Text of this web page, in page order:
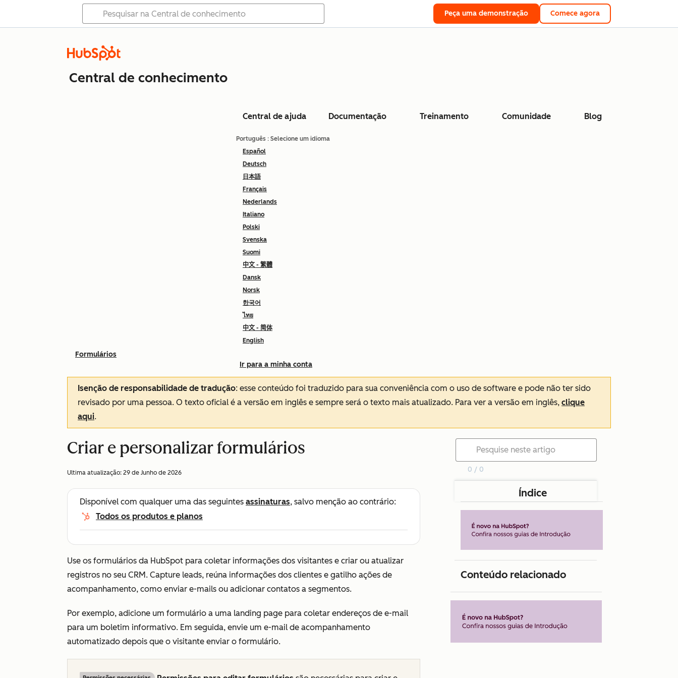
Peça uma demonstração Comece agora
Central de conhecimento
Central de ajuda Documentação Treinamento Comunidade Blog
Português : Selecione um idioma
Español
Deutsch
日本語
Français
Nederlands
Italiano
Polski
Svenska
Suomi
中文 - 繁體
Dansk
Norsk
한국어
ไทย
中文 - 简体
English
Ir para a minha conta
Formulários
Isenção de responsabilidade de tradução: esse conteúdo foi traduzido para sua conveniência com o uso de software e pode não ter sido
revisado por uma pessoa. O texto oficial é a versão em inglês e sempre será o texto mais atualizado. Para ver a versão em inglês, clique
aqui.
Criar e personalizar formulários
Ultima atualização: 29 de Junho de 2026
Disponível com qualquer uma das seguintes assinaturas, salvo menção ao contrário:
Todos os produtos e planos
Use os formulários da HubSpot para coletar informações dos visitantes e criar ou atualizar
registros no seu CRM. Capture leads, reúna informações dos clientes e gatilho ações de
acompanhamento, como enviar e-mails ou adicionar contatos a segmentos.
Por exemplo, adicione um formulário a uma landing page para coletar endereços de e-mail
para um boletim informativo. Em seguida, envie um e-mail de acompanhamento
automatizado depois que o visitante enviar o formulário.
0 / 0
Índice
Conteúdo relacionado